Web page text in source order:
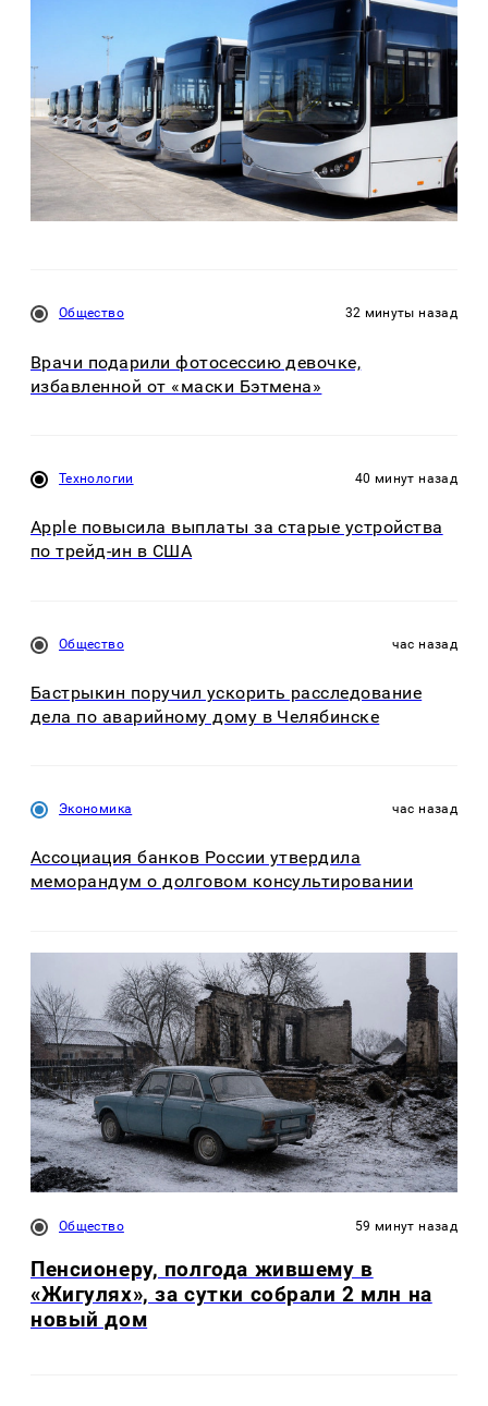
Общество 32 минуты назад
Врачи подарили фотосессию девочке,
избавленной от «маски Бэтмена»
Технологии 40 минут назад
Apple повысила выплаты за старые устройства
по трейд-ин в США
Общество час назад
Бастрыкин поручил ускорить расследование
дела по аварийному дому в Челябинске
Экономика час назад
Ассоциация банков России утвердила
меморандум о долговом консультировании
Общество 59 минут назад
Пенсионеру, полгода жившему в
«Жигулях», за сутки собрали 2 млн на
новый дом